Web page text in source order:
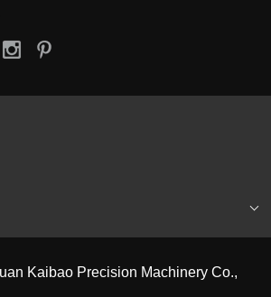
Kaibao Precision Machinery Co.,